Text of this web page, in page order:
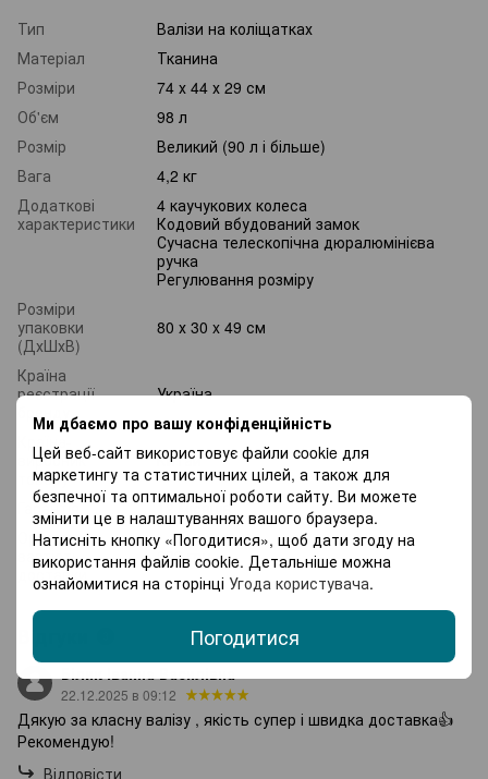
Ми дбаємо про вашу конфіденційність
Цей веб-сайт використовує файли cookie для
маркетингу та статистичних цілей, а також для
безпечної та оптимальної роботи сайту. Ви можете
змінити це в налаштуваннях вашого браузера.
Натисніть кнопку «Погодитися», щоб дати згоду на
використання файлів cookie. Детальніше можна
ознайомитися на сторінці Угода користувача.
Погодитися
Тип
Валізи на коліщатках
Матеріал
Тканина
Розміри
74 х 44 х 29 см
Об'єм
98 л
Розмір
Великий (90 л і більше)
Вага
4,2 кг
Додаткові
характеристики
4 каучукових колеса
Кодовий вбудований замок
Сучасна телескопічна дюралюмінієва
ручка
Регулювання розміру
Розміри
упаковки
(ДхШхВ)
80 х 30 x 49 см
Країна
реєстрації
Україна
виробник
товару
Китай
Гарантія
12 місяців
Орієнтовна
вартість
доставки
239 грн
22.12.2025 в 09:12
Дякую за класну валізу , якість супер і швидка доставка👍
Рекомендую!
Відповісти